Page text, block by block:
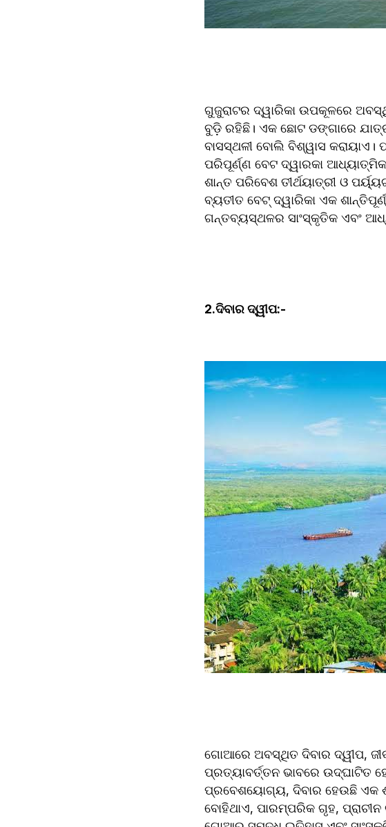
ଗୁଜୁରାଟର ଦ୍ୱାରିକା ଉପକୂଳରେ
ବୁଡ଼ି ରହିଛି। ଏକ ଛୋଟ ଡଙ୍ଗାରେ
ବାସସ୍ଥଳୀ ବୋଲି ବିଶ୍ୱାସ କରାୟାଏ।
ପରିପୂର୍ଣ୍ଣ ବେଟ ଦ୍ୱାରକା
ଶାନ୍ତ ପରିବେଶ ତୀର୍ଥୟାତ୍ରୀ ଓ
ବ୍ୟତୀତ ବେଟ୍ ଦ୍ୱାରିକା ଏକ
ଗନ୍ତବ୍ୟସ୍ଥଳର ସାଂସ୍କୃତିକ ଏବଂ
2.ଦିବାର ଦ୍ୱୀପ:-
ଗୋଆରେ ଅବସ୍ଥିତ ଦିବାର ଦ୍ୱୀପ,
ପ୍ରତ୍ୟାବର୍ତ୍ତନ ଭାବରେ ଉଦ୍ଘାଟିତ
ପ୍ରବେଶୟୋଗ୍ୟ, ଦିବାର ହେଉଛି ଏକ
ବୋହିଥାଏ, ପାରମ୍ପରିକ ଗୃହ, ପ୍ରାଚୀନ